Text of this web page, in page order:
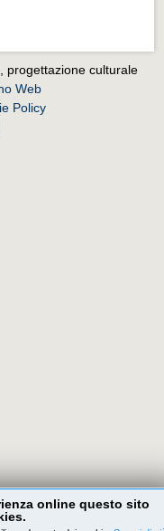
online questo sito
progettazione culturale
Web
Policy